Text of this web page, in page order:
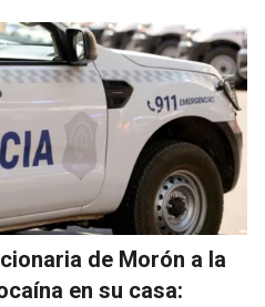
de Morón a la
en su casa: